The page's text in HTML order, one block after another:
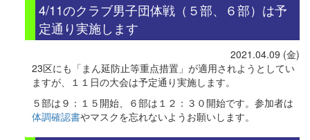
4/11のクラブ男子団体戦（５部、６部）は予
定通り実施します
2021.04.09 (金)
23区にも「まん延防止等重点措置」が適用されようとしてい
ますが、１１日の大会は予定通り実施します。
５部は９：１５開始、６部は１２：３０開始です。参加者は
体調確認書やマスクを忘れないようお願いします。